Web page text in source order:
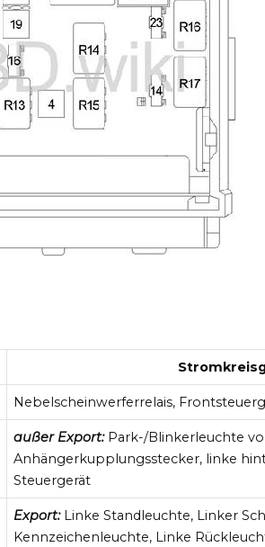
Nebelscheinwerferrelais,
außer Export:Park-/Blinkerleuchte
Anhängerkupplungsstecker, linke
Steuergerät
Export:Linke Standleuchte, Linker
Kennzeichenleuchte, Linke